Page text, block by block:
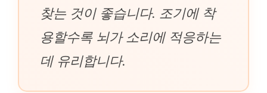
찾는 것이 좋습니다. 조기에 착
용할수록 뇌가 소리에 적응하는
데 유리합니다.